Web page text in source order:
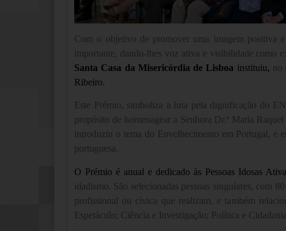
Com o objetivo de promover uma imagem positiva
importante, dando-lhes voz ativa e visibilidade como
Santa Casa da Misericórdia de Lisboa instituiu, no
Ribeiro.
Este Prémio, simboliza a luta pela dignificação do
propósito de homenagear a Senhora Dr.ª Maria
introduziu o tema do Envelhecimento em Portugal, e
portuguesa.
O Prémio é anual e dedicado às Pessoas Idosas
idadismo. São selecionadas pessoas singulares, com
profissional ou cívica que realizam, e também
Espetáculo; Ciência e Investigação; Política e